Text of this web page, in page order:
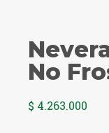
No
$ 4.263.000